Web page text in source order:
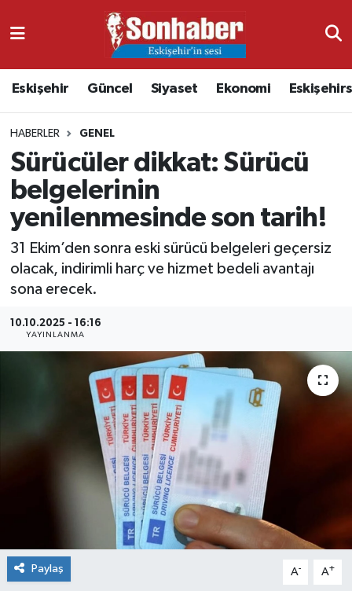
Eskişehir Güncel Siyaset Ekonomi
HABERLER GENEL
Sürücüler dikkat: Sürücü
belgelerinin
yenilenmesinde son tarih!
31 Ekim’den sonra eski sürücü belgeleri geçersiz
olacak, indirimli harç ve hizmet bedeli avantajı
sona erecek.
10.10.2025 - 16:16
YAYINLANMA
Paylaş A- A+
Ekonomi
Güncel
Kültür & Sanat
Magazin
Sağlık
Siyaset
Nöbetçi Eczaneler
Namaz Vakitleri
Trafik Durumu
Süper Lig Puan Durumu ve Fikstür
Tüm Manşetler
Haber Arşivi